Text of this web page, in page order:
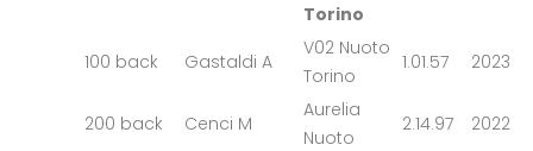
Torino
100 back Gastaldi A
V02 Nuoto
Torino
1.01.57 2023
200 back Cenci M
Aurelia
Nuoto
2.14.97 2022